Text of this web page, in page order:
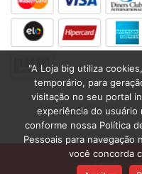
"A Loja big utiliza
temporário, para
visitação no seu portal
experiência do usuário
conforme nossa Política
Pessoais para
você concorda